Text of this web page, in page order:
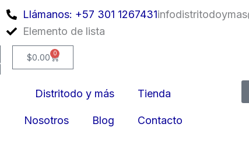
Llámanos: +57 301 1267431
Elemento de lista
$0.00 0
Cart
Distritodo y más Tienda
Nosotros Blog Contacto